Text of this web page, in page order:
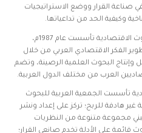
صناعة القرار ووضع الاستراتيجيات
وكيفية الحد من تداعياتها.
وجدير بالذكر أن الجمعية العربية للبحوث الاقتصادية تأسست عام 1987م،
الفكر الاقتصادي العربي من خلال
البحوث العلمية الرصينة، وتضم
العرب من مختلف الدول العربية.
تأسست الجمعية العربية للبحوث
كجمعية أهلية غير هادفة للربح؛ تركز على إعداد ونشر
مجموعة متنوعة من النظريات
قائمة على الأدلة تخدم صانعي القرار؛